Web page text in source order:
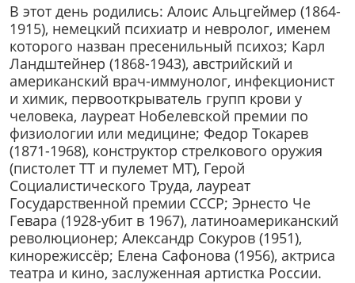
В этот день родились: Алоис Альцгеймер (1864-
1915), немецкий психиатр и невролог, именем
которого назван пресенильный психоз; Карл
Ландштейнер (1868-1943), австрийский и
американский врач-иммунолог, инфекционист
и химик, первооткрыватель групп крови у
человека, лауреат Нобелевской премии по
физиологии или медицине; Федор Токарев
(1871-1968), конструктор стрелкового оружия
(пистолет ТТ и пулемет МТ), Герой
Социалистического Труда, лауреат
Государственной премии СССР; Эрнесто Че
Гевара (1928-убит в 1967), латиноамериканский
революционер; Александр Сокуров (1951),
кинорежиссёр; Елена Сафонова (1956), актриса
театра и кино, заслуженная артистка России.